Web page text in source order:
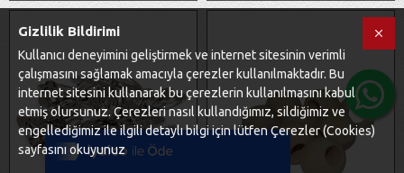
Tek Tıkla Ödeme Kolaylığı
7/24 Canlı Destek
%100 Sorunsuz Alışveriş
Gizlilik Bildirimi
Kullanıcı deneyimini geliştirmek ve internet sitesinin verimli
çalışmasını sağlamak amacıyla çerezler kullanılmaktadır. Bu
internet sitesini kullanarak bu çerezlerin kullanılmasını kabul
etmiş olursunuz. Çerezleri nasıl kullandığımız, sildiğimiz ve
engellediğimiz ile ilgili detaylı bilgi için lütfen Çerezler (Cookies)
sayfasını okuyunuz